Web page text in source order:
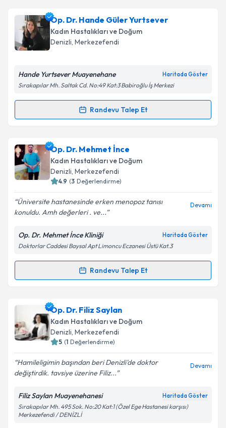
Op. Dr. Zerrin Çelikiçin randevu takvimi talebi
oluşturun. Size bu uzmandan randevu almanız için bir
takvim hazırlandığında e-posta ile bilgilendireceğiz.
Kişisel verilerimin işlenmesine ilişkin
Metni'ni okudum ve kişisel verilerimin belirtilen
Takvim Talebini Gönder
Op. Dr. Hande Güler Yurtsever
Kadın Hastalıkları ve Doğum
Denizli, Merkezefendi
Hande Yurtsever Muayenehane Haritada Göster
Sırakapılar Mh. Saltak Cd. No:49 Kat:3 Babiroğlu İş Merkezi
Randevu Talep Et
Randevu Takvimi Talebi
Op. Dr. Hande Güler Yurtsever
takvimi talebi oluşturun. Size bu uzmandan randevu
almanız için bir takvim hazırlandığında e-posta ile
bilgilendireceğiz.
E-posta Adresiniz
Kişisel verilerimin işlenmesine ilişkinAydınlatma
Metni'ni okudum ve kişisel verilerimin belirtilen
kapsamda işlenmesini kabul ediyorum.
Op. Dr. Mehmet İnce
Kadın Hastalıkları ve Doğum
Denizli, Merkezefendi
4.9 (3 Değerlendirme)
Üniversite hastanesinde erken menopoz tanısı
konuldu. Amh değerleri . ve...
Devamı
Op. Dr. Mehmet İnce Kliniği Haritada Göster
Doktorlar Caddesi Baysal Apt Limoncu Eczanesi Üstü Kat.3
Randevu Talep Et
Randevu Takvimi Talebi
Op. Dr. Mehmet İnceiçin randevu takvimi talebi
oluşturun. Size bu uzmandan randevu almanız için bir
takvim hazırlandığında e-posta ile bilgilendireceğiz.
Kişisel verilerimin işlenmesine ilişkin
Aydınlatma
Metni'ni okudum ve kişisel verilerimin belirtilen
kapsamda işlenmesini kabul ediyorum.
Op. Dr. Filiz Saylan
Kadın Hastalıkları ve Doğum
Denizli, Merkezefendi
5 (1 Değerlendirme)
Hamileligimin başından beri Denizli'de doktor
değiştirdik. tavsiye üzerine Filiz...
Devamı
Filiz Saylan Muayenehanesi Haritada Göster
Sırakapılar Mh. 495 Sok. No:20 Kat:1 (Özel Ege Hastanesi karşısı)
Merkezefendi / DENİZLİ